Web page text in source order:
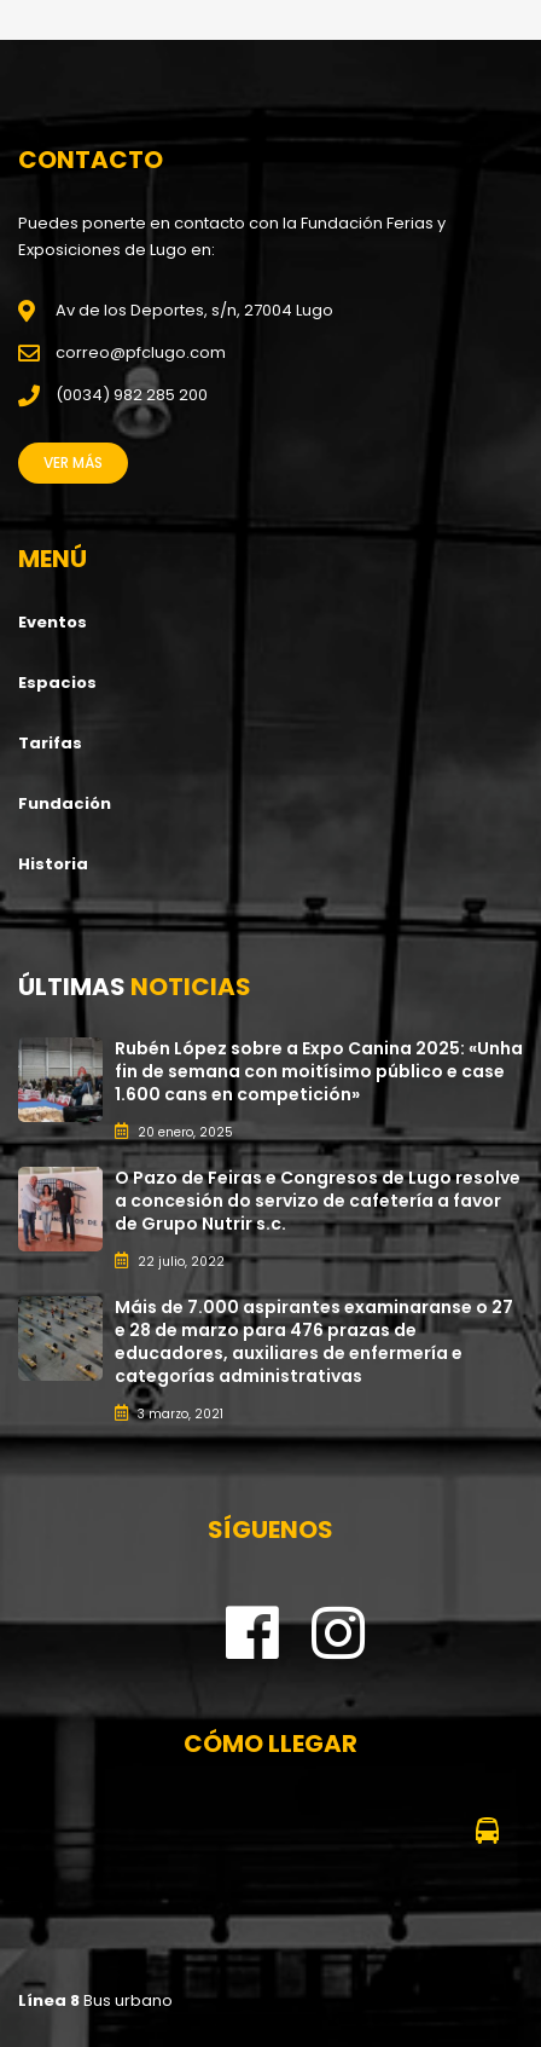
CONTACTO
Puedes ponerte en contacto con la Fundación Ferias y
Exposiciones de Lugo en:
Av de los Deportes, s/n, 27004 Lugo
correo@pfclugo.com
(0034) 982 285 200
VER MÁS
MENÚ
Eventos
Espacios
Tarifas
Fundación
Historia
ÚLTIMAS NOTICIAS
Rubén López sobre a Expo Canina 2025: «Unha
fin de semana con moitísimo público e case
1.600 cans en competición»
20 enero, 2025
O Pazo de Feiras e Congresos de Lugo resolve
a concesión do servizo de cafetería a favor
de Grupo Nutrir s.c.
22 julio, 2022
Máis de 7.000 aspirantes examinaranse o 27
e 28 de marzo para 476 prazas de
educadores, auxiliares de enfermería e
categorías administrativas
3 marzo, 2021
SÍGUENOS
CÓMO LLEGAR
Línea 8Bus urbano